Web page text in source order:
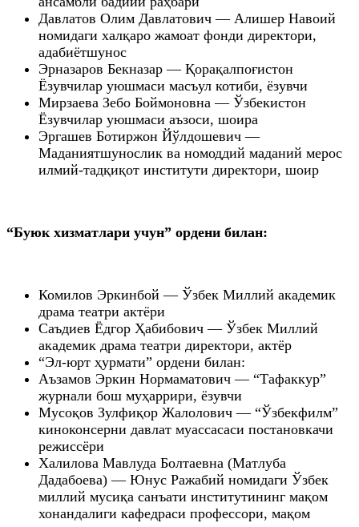
Давлатов Олим Давлатович — Алишер Навоий
номидаги халқаро жамоат фонди директори,
адабиётшунос
Эрназаров Бекназар — Қорақалпоғистон
Ёзувчилар уюшмаси масъул котиби, ёзувчи
Мирзаева Зебо Боймоновна — Ўзбекистон
Ёзувчилар уюшмаси аъзоси, шоира
Эргашев Ботиржон Йўлдошевич —
Маданиятшунослик ва номоддий маданий мерос
илмий-тадқиқот институти директори, шоир
“Буюк хизматлари учун” ордени билан:
Комилов Эркинбой — Ўзбек Миллий академик
драма театри актёри
Саъдиев Ёдгор Ҳабибович — Ўзбек Миллий
академик драма театри директори, актёр
“Эл-юрт ҳурмати” ордени билан:
Аъзамов Эркин Нормаматович — “Тафаккур”
журнали бош муҳаррири, ёзувчи
Мусоқов Зулфиқор Жалолович — “Ўзбекфилм”
киноконсерни давлат муассасаси постановкачи
режиссёри
Халилова Мавлуда Болтаевна (Матлуба
Дадабоева) — Юнус Ражабий номидаги Ўзбек
миллий мусиқа санъати институтининг мақом
хонандалиги кафедраси профессори, мақом